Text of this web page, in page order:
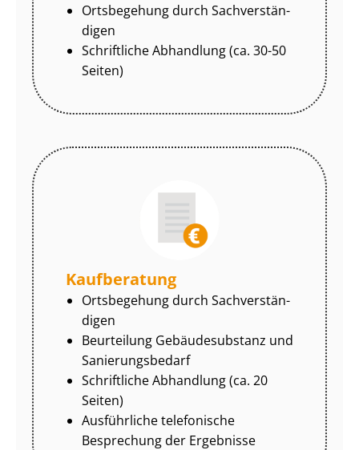
Ortsbegehung durch Sach­ver­stän­
di­gen
Schriftliche Abhandlung (ca. 30-50
Seiten)
Kaufberatung
Ortsbegehung durch Sach­ver­stän­
di­gen
Beurteilung Gebäudesubstanz und
Sa­nie­rungs­be­darf
Schriftliche Abhandlung (ca. 20
Seiten)
Ausführliche telefonische
Besprechung der Ergebnisse